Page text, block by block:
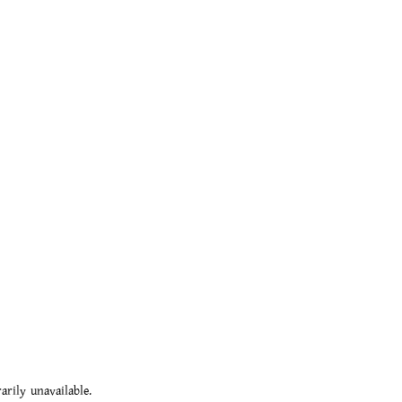
unavailable.